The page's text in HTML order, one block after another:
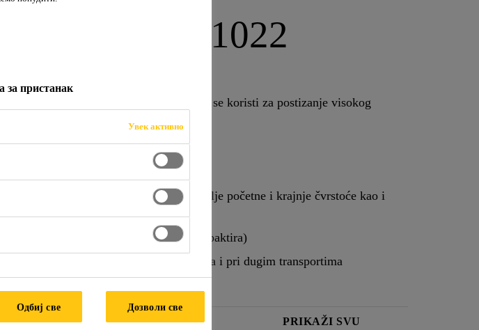
1022
je univerzalni superplastifikator koji se koristi za postizanje visokog
1022 je aditiv koga odlikuje:
(kao rezultat redukcije se dobijaju bolje početne i krajnje čvrstoće kao i
betona)
i tečljiv (beton se lakše ugradjuje i kompaktira)
konzistencije betona u letnjim uslovima i pri dugim transportima
LIST
SAFETY DATA
PRIKAŽI SVU
пристанак
Увек активно
Одбиј све Дозволи све